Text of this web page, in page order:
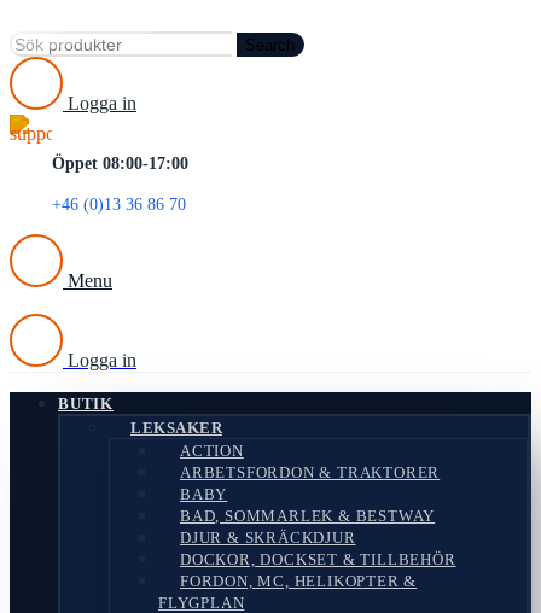
Search
Logga in
Öppet 08:00-17:00
+46 (0)13 36 86 70
Menu
Logga in
BUTIK
LEKSAKER
ACTION
ARBETSFORDON & TRAKTORER
BABY
BAD, SOMMARLEK & BESTWAY
DJUR & SKRÄCKDJUR
DOCKOR, DOCKSET & TILLBEHÖR
FORDON, MC, HELIKOPTER &
FLYGPLAN